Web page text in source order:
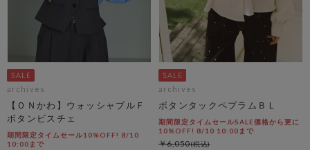
archives
【ＯＮかわ】ウォッシャブルＦ
ボタンビスチェ
期間限定タイムセール10%OFF! 8/10
10:00まで
archives
ボタンタックペプラムＢＬ
期間限定タイムセールSALE価格から更に
10%OFF! 8/10 10:00まで
￥6,050